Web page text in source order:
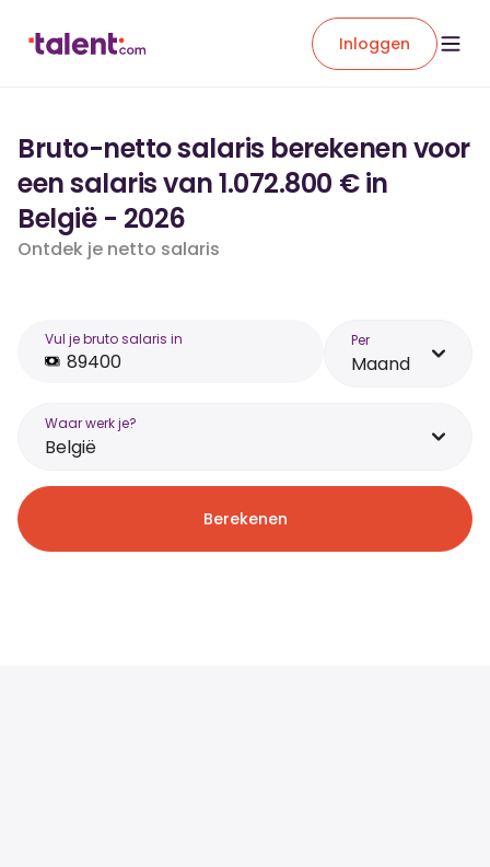
Inloggen
Bruto-netto salaris berekenen voor
een salaris van 1.072.800 € in
België - 2026
Ontdek je netto salaris
Vul je bruto salaris in Per
Maand
Waar werk je?
België
Berekenen